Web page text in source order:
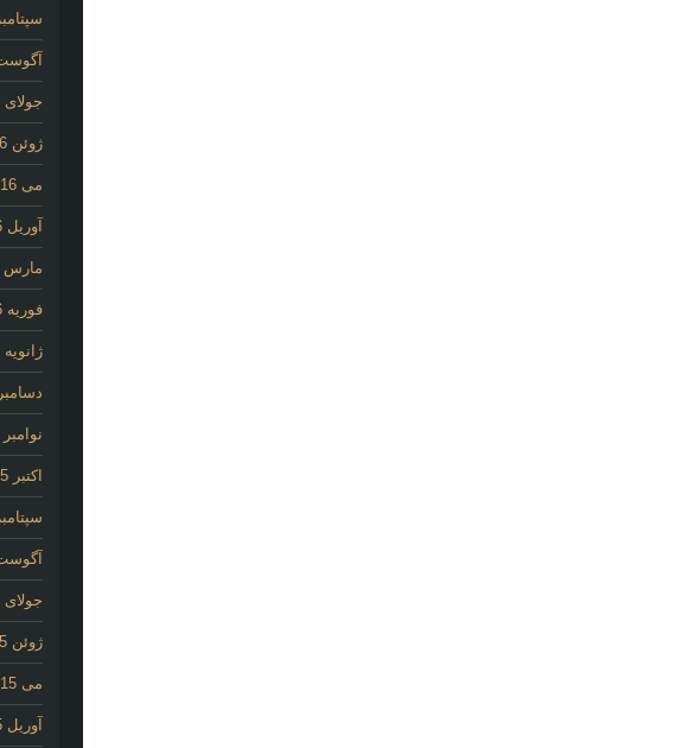
سپتامبر
آگوست
جولای 2016
ژوئن 2016
می 2016
آوریل 2016
مارس 2016
فوریه 2016
ژانویه 2016
دسامبر
نوامبر 2015
اکتبر 2015
سپتامبر
آگوست
جولای 2015
ژوئن 2015
می 2015
آوریل 2015